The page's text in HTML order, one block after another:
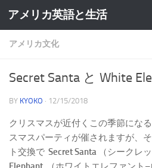
アメリカ英語と生活
アメリカ文化
Secret Santa と White
BY KYOKO · 12/15/2018
クリスマスが近付くこの季節にな
スマスパーティが催されますが、
ト交換で Secret Santa （シークレ